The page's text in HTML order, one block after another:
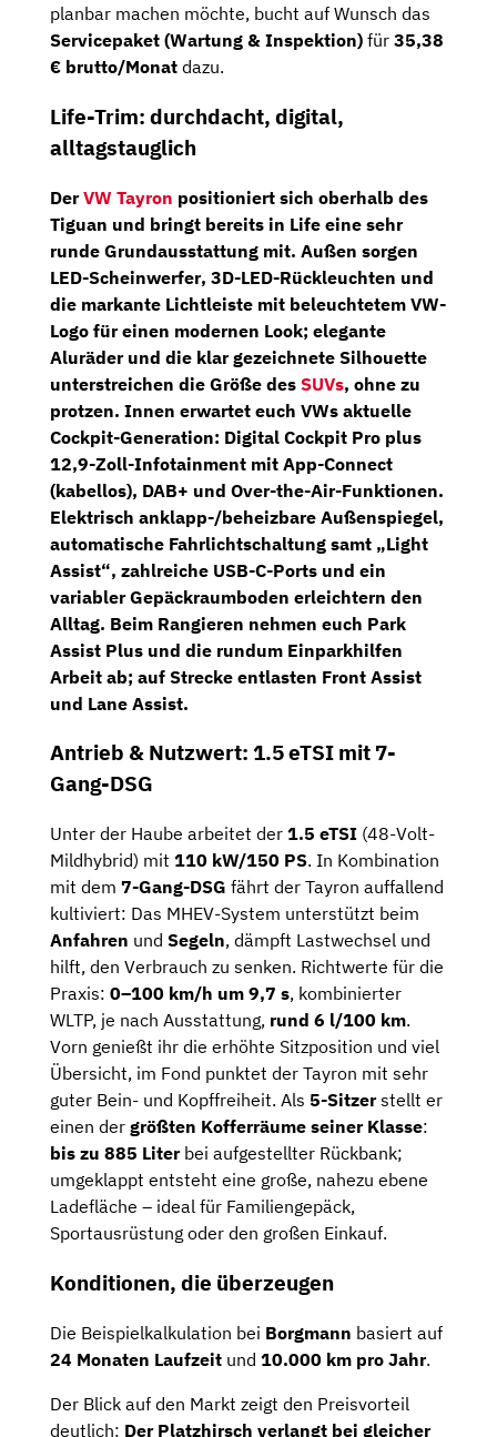
planbar machen möchte, bucht auf Wunsch das
Servicepaket (Wartung & Inspektion) für 35,38
€ brutto/Monat dazu.
Life-Trim: durchdacht, digital,
alltagstauglich
DerVW Tayron positioniert sich oberhalb des
Tiguan und bringt bereits in Life eine sehr
runde Grundausstattung mit. Außen sorgen
LED-Scheinwerfer, 3D-LED-Rückleuchten und
die markante Lichtleiste mit beleuchtetem VW-
Logo für einen modernen Look; elegante
Aluräder und die klar gezeichnete Silhouette
unterstreichen die Größe des SUVs, ohne zu
protzen. Innen erwartet euch VWs aktuelle
Cockpit-Generation: Digital Cockpit Pro plus
12,9-Zoll-Infotainment mit App-Connect
(kabellos), DAB+ und Over-the-Air-Funktionen.
Elektrisch anklapp-/beheizbare Außenspiegel,
automatische Fahrlichtschaltung samt „Light
Assist“, zahlreiche USB-C-Ports und ein
variabler Gepäckraumboden erleichtern den
Alltag. Beim Rangieren nehmen euch Park
Assist Plus und die rundum Einparkhilfen
Arbeit ab; auf Strecke entlasten Front Assist
und Lane Assist.
Antrieb & Nutzwert: 1.5 eTSI mit 7-
Gang-DSG
Unter der Haube arbeitet der 1.5 eTSI (48-Volt-
Mildhybrid) mit 110 kW/150 PS. In Kombination
mit dem 7-Gang-DSG fährt der Tayron auffallend
kultiviert: Das MHEV-System unterstützt beim
Anfahren und Segeln, dämpft Lastwechsel und
hilft, den Verbrauch zu senken. Richtwerte für die
Praxis: 0–100 km/h um 9,7 s, kombinierter
WLTP, je nach Ausstattung, rund 6 l/100 km.
Vorn genießt ihr die erhöhte Sitzposition und viel
Übersicht, im Fond punktet der Tayron mit sehr
guter Bein- und Kopffreiheit. Als 5-Sitzerstellt er
einen der größten Kofferräume seiner Klasse:
bis zu 885 Literbei aufgestellter Rückbank;
umgeklappt entsteht eine große, nahezu ebene
Ladefläche – ideal für Familiengepäck,
Sportausrüstung oder den großen Einkauf.
Konditionen, die überzeugen
Die Beispielkalkulation bei Borgmann basiert auf
24 Monaten Laufzeit und 10.000 km pro Jahr.
Der Blick auf den Markt zeigt den Preisvorteil
deutlich: Der Platzhirsch verlangt bei gleicher